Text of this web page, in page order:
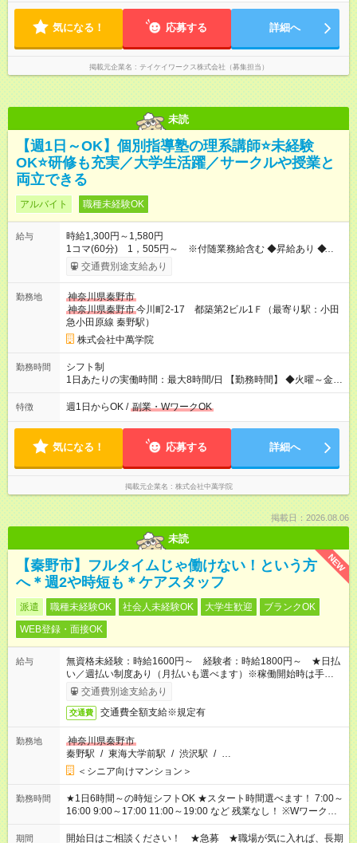
気になる！ 応募する 詳細へ
掲載元企業名 テイケイワークス株式会社（募集担当）
未読
【週1日～OK】個別指導塾の理系講師⭐未経験
OK⭐研修も充実／大学生活躍／サークルや授業と
両立できる
アルバイト 職種未経験OK
給与
時給1,300円～1,580円
1コマ(60分) 1，505円～ ※付随業務給含む ◆昇給あり ◆付随
業務給 …授業60分につき付随業務給10分ぶん（205円）を支給
（付随業務…授業準備、片付け、授業引継書の作成等） ◆研修
付随業務給含む ◆支払い方法：月1回 ◆交通費:全額支給（規定内
支給） 【試用期間】試用期間なし
交通費別途支給あり
勤務地
神奈川県秦野市
神奈川県秦野市今川町2-17 都築第2ビル1Ｆ（最寄り駅：小田
急小田原線 秦野駅）
株式会社中萬学院
勤務時間
シフト制
1日あたりの実働時間：最大8時間/日 【勤務時間】 ◆火曜～金
曜…16：00～21：40 ◆土曜…13：40～21：40 ＊上記時間内
で、週1日～OK！ ＊平日のみOK ＊1日4時間以内OK ＊季節講座
日は休講日です。 ＊時間・曜日応相談 ＊週1、2日からOK！ ＊
短時間勤務OK
特徴 週1日からOK / 副業・WワークOK
気になる！ 応募する 詳細へ
掲載元企業名 株式会社中萬学院
掲載日：2026.08.06
未読
NEW
【秦野市】フルタイムじゃ働けない！という方
へ＊週2や時短も＊ケアスタッフ
派遣 職種未経験OK 社会人未経験OK 大学生歓迎
ブランクOK
WEB登録・面接OK
給与
無資格未経験：時給1600円～ 経験者：時給1800円～ ★日払
い／週払い制度あり（月払いも選べます）※稼働開始時は手続き
完了次第のお支払いとなります。
交通費別途支給あり
交通費 交通費全額支給※規定有
勤務地
神奈川県秦野市
秦野駅 / 東海大学前駅 / 渋沢駅 / …
＜シニア向けマンション＞
勤務時間
★1日6時間～の時短シフトOK ★スタート時間選べます！ 7:00～
16:00 9:00～17:00 11:00～19:00 など 残業なし！ ※Wワークの
場合、他のお仕事と合わせ週40時間超の就業はご案内できませ
ん ※法令に基づき、週20時間以上勤務は社会保険への加入対象
期間 開始日はご相談ください！ ★急募 ★職場が気に入れば、長期